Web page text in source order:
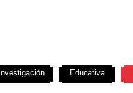
Investigación Educativa